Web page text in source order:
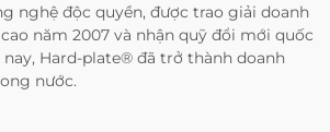
nghệ độc quyền, được trao giải doanh
năm 2007 và nhận quỹ đổi mới quốc
nay, Hard-plate® đã trở thành doanh
nước.